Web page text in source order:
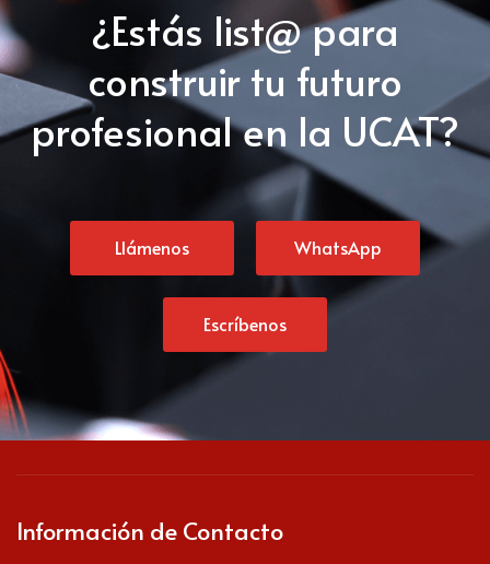
¿Estás list@ para
construir tu futuro
profesional en la UCAT?
Llámenos WhatsApp
Escríbenos
Información de Contacto